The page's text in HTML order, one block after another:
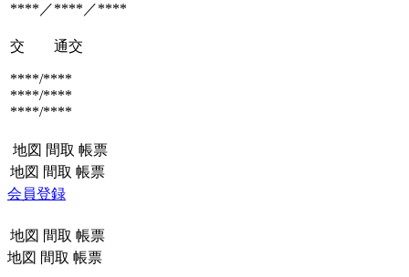
****／****／****
交 通交
****/****
****/****
****/****
地図 間取 帳票
地図 間取 帳票
会員登録
地図 間取 帳票
地図 間取 帳票